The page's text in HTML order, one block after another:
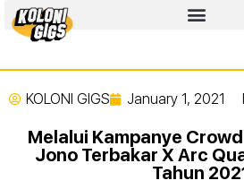
KOLONI GIGS January 1, 2021
Melalui Kampanye
Jono Terbakar X Arc
Tahun